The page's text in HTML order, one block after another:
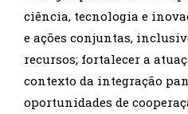
ciência, tecnologia e
e ações conjuntas,
recursos; fortalecer a
contexto da integração
oportunidades de